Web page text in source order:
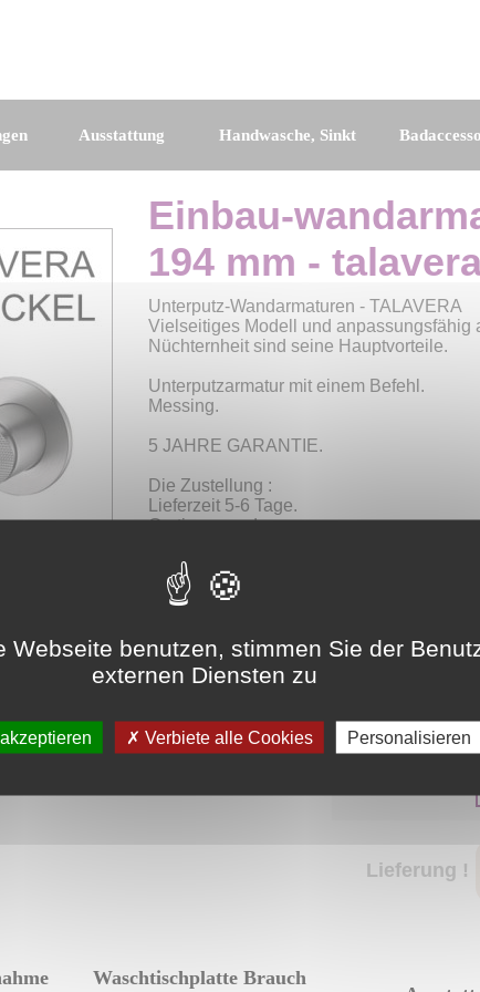
Ausstattung Handwasche, Sinkt
Einbau-
194 mm -
Unterputz-Wandarmaturen - TALAVERA
Vielseitiges Modell und anpassungsfähig
Nüchternheit sind seine Hauptvorteile.
Unterputzarmatur mit einem Befehl.
Messing.
5 JAHRE GARANTIE.
Die Zustellung :
Lieferzeit 5-6 Tage.
Gratisversand.
Wählen Sie
ein Produkt
Größe :
Lieferung !
Waschtischplatte Brauch
Webseite benutzen, stimmen Sie der
externen Diensten zu
Verbiete alle Cookies Personalisieren